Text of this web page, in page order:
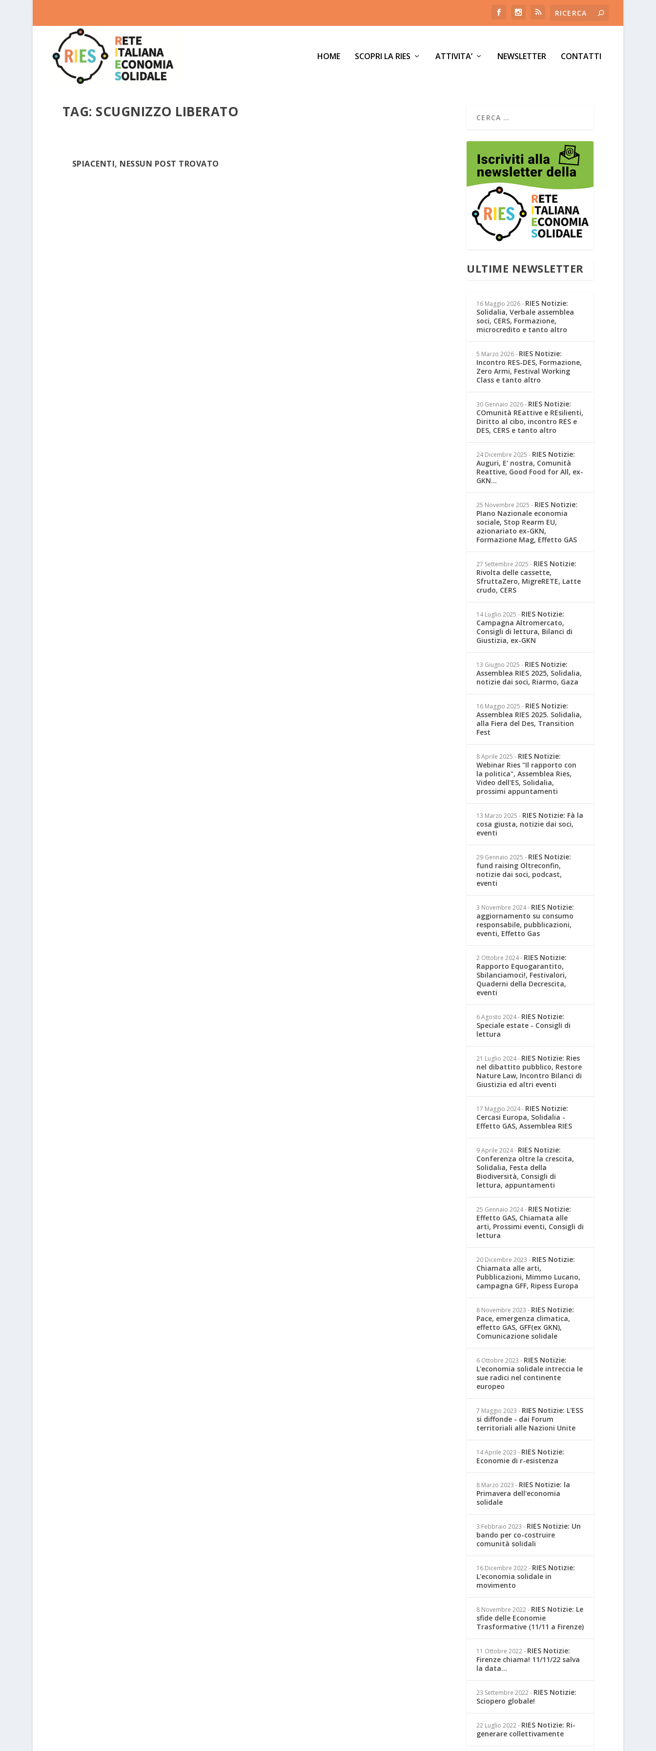
HOME SCOPRI LA RIES ATTIVITA’ NEWSLETTER CONTATTI
TAG: SCUGNIZZO LIBERATO
SPIACENTI, NESSUN POST TROVATO
ULTIME NEWSLETTER
16 Maggio 2026- RIES Notizie:
Solidalia, Verbale assemblea
soci, CERS, Formazione,
microcredito e tanto altro
5 Marzo 2026- RIES Notizie:
Incontro RES-DES, Formazione,
Zero Armi, Festival Working
Class e tanto altro
30 Gennaio 2026- RIES Notizie:
COmunità REattive e REsilienti,
Diritto al cibo, incontro RES e
DES, CERS e tanto altro
24 Dicembre 2025 - RIES Notizie:
Auguri, E' nostra, Comunità
Reattive, Good Food for All, ex-
GKN...
25 Novembre 2025 - RIES Notizie:
PIano Nazionale economia
sociale, Stop Rearm EU,
azionariato ex-GKN,
Formazione Mag, Effetto GAS
27 Settembre 2025 - RIES Notizie:
Rivolta delle cassette,
SfruttaZero, MigreRETE, Latte
crudo, CERS
14 Luglio 2025 - RIES Notizie:
Campagna Altromercato,
Consigli di lettura, Bilanci di
Giustizia, ex-GKN
13 Giugno 2025 - RIES Notizie:
Assemblea RIES 2025, Solidalia,
notizie dai soci, Riarmo, Gaza
16 Maggio 2025 - RIES Notizie:
Assemblea RIES 2025. Solidalia,
alla Fiera del Des, Transition
Fest
8 Aprile 2025 - RIES Notizie:
Webinar Ries "Il rapporto con
la politica", Assemblea Ries,
Video dell'ES, Solidalia,
prossimi appuntamenti
13 Marzo 2025 - RIES Notizie: Fà la
cosa giusta, notizie dai soci,
eventi
29 Gennaio 2025 - RIES Notizie:
fund raising Oltreconfin,
notizie dai soci, podcast,
eventi
3 Novembre 2024- RIES Notizie:
aggiornamento su consumo
responsabile, pubblicazioni,
eventi, Effetto Gas
2 Ottobre 2024- RIES Notizie:
Rapporto Equogarantito,
Sbilanciamoci!, Festivalori,
Quaderni della Decrescita,
eventi
6 Agosto 2024- RIES Notizie:
Speciale estate - Consigli di
lettura
21 Luglio 2024- RIES Notizie: Ries
nel dibattito pubblico, Restore
Nature Law, Incontro Bilanci di
Giustizia ed altri eventi
17 Maggio 2024- RIES Notizie:
Cercasi Europa, Solidalia -
Effetto GAS, Assemblea RIES
9 Aprile 2024- RIES Notizie:
Conferenza oltre la crescita,
Solidalia, Festa della
Biodiversità, Consigli di
lettura, appuntamenti
25 Gennaio 2024- RIES Notizie:
Effetto GAS, Chiamata alle
arti, Prossimi eventi, Consigli di
lettura
20 Dicembre 2023 - RIES Notizie:
Chiamata alle arti,
Pubblicazioni, Mimmo Lucano,
campagna GFF, Ripess Europa
8 Novembre 2023 - RIES Notizie:
Pace, emergenza climatica,
effetto GAS, GFF(ex GKN),
Comunicazione solidale
6 Ottobre 2023 - RIES Notizie:
L'economia solidale intreccia le
sue radici nel continente
europeo
7 Maggio 2023 - RIES Notizie: L'ESS
si diffonde - dai Forum
territoriali alle Nazioni Unite
14 Aprile 2023 - RIES Notizie:
Economie di r-esistenza
8 Marzo 2023 - RIES Notizie: la
Primavera dell'economia
solidale
3 Febbraio 2023 - RIES Notizie: Un
bando per co-costruire
comunità solidali
16 Dicembre 2022- RIES Notizie:
L'economia solidale in
movimento
8 Novembre 2022- RIES Notizie: Le
sfide delle Economie
Trasformative (11/11 a Firenze)
11 Ottobre 2022- RIES Notizie:
Firenze chiama! 11/11/22 salva
la data...
23 Settembre 2022- RIES Notizie:
Sciopero globale!
22 Luglio 2022- RIES Notizie: Ri-
generare collettivamente